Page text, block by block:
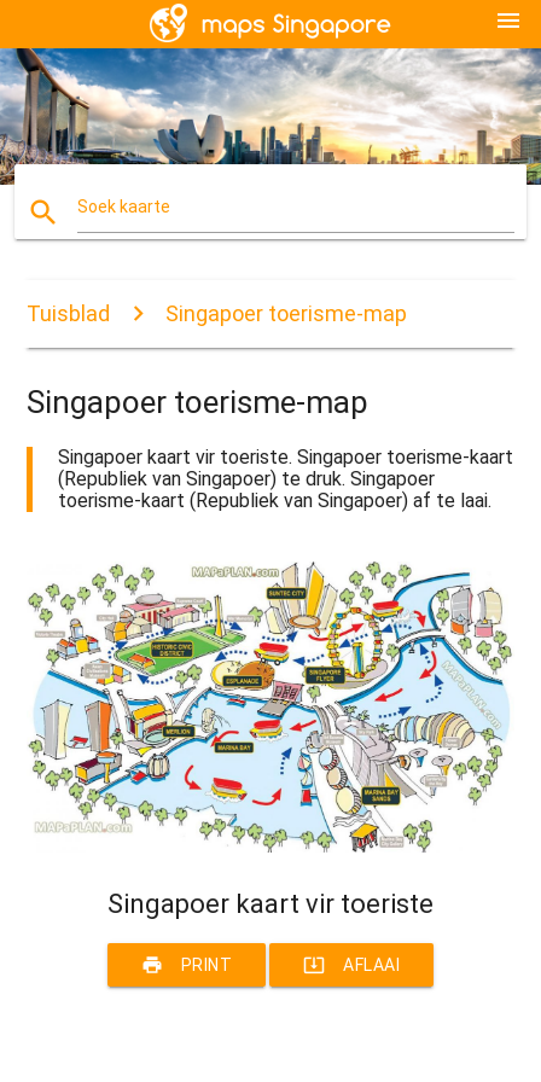
menu
search Soek kaarte
Tuisblad Singapoer toerisme-map
Singapoer toerisme-map
Singapoer kaart vir toeriste. Singapoer toerisme-kaart
(Republiek van Singapoer) te druk. Singapoer
toerisme-kaart (Republiek van Singapoer) af te laai.
Singapoer kaart vir toeriste
print PRINT system_update_alt AFLAAI